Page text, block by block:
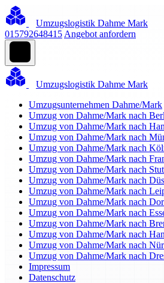
Umzugslogistik Dahme Mark
015792648415 Angebot anfordern
Umzugslogistik Dahme Mark
Umzugsunternehmen Dahme/Mark
Umzug von Dahme/Mark nach
Umzug von Dahme/Mark nach
Umzug von Dahme/Mark nach
Umzug von Dahme/Mark nach
Umzug von Dahme/Mark nach
Umzug von Dahme/Mark nach
Umzug von Dahme/Mark nach
Umzug von Dahme/Mark nach
Umzug von Dahme/Mark nach
Umzug von Dahme/Mark nach
Umzug von Dahme/Mark nach
Umzug von Dahme/Mark nach
Umzug von Dahme/Mark nach
Umzug von Dahme/Mark nach
Impressum
Datenschutz